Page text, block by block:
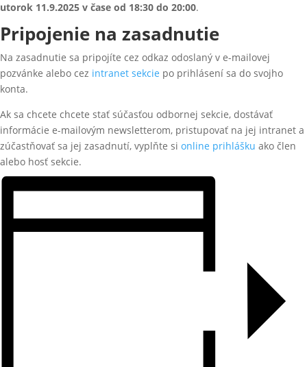
utorok 11.9.2025 v čase od 18:30 do 20:00.
Pripojenie na zasadnutie
Na zasadnutie sa pripojíte cez odkaz odoslaný v e-mailovej
pozvánke alebo cez intranet sekcie po prihlásení sa do svojho
konta.
Ak sa chcete chcete stať súčasťou odbornej sekcie, dostávať
informácie e-mailovým newsletterom, pristupovať na jej intranet a
zúčastňovať sa jej zasadnutí, vyplňte si online prihlášku ako člen
alebo hosť sekcie.